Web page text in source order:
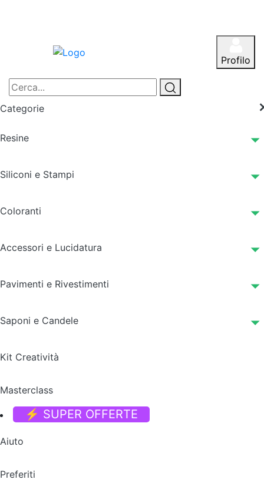
Profilo
Categorie
Resine
Siliconi e Stampi
Coloranti
Accessori e Lucidatura
Pavimenti e Rivestimenti
Saponi e Candele
Kit Creatività
Masterclass
⚡ SUPER OFFERTE
Aiuto
Preferiti